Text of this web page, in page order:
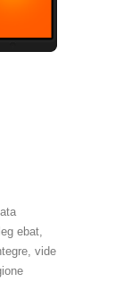
ebat,
vide